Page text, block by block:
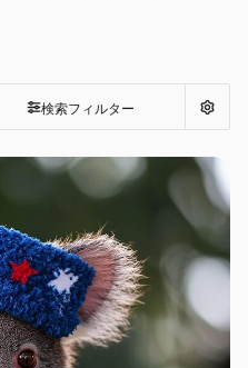
検索フィルター